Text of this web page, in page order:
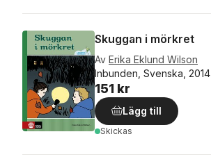
Skuggan i mörkret
Av Erika Eklund Wilson
Inbunden, Svenska, 2014
151 kr
Lägg till
Skickas